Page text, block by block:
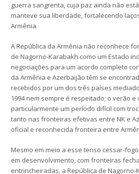
guerra sangrenta, cuja paz ainda não
manteve sua liberdade, fortalecendo
Armênia.
A República da Armênia não reconhece
de Nagorno-Karabakh como um Estado
negociações para um acordo completo
da Armênia e Azerbaijão têm se
recebidos por um dos três países
1994 nem sempre é respeitado; o verão e
particularmente um período difícil com
tanto nas fronteiras efetivas entre NK e
oficial e reconhecida fronteira entre
Mesmo em meio a esse tenso cessar-
em desenvolvimento, com fronteiras
entrincheiradas, a República de